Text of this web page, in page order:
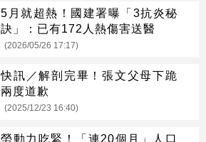
5月就超熱！國建署曝「3抗炎秘
訣」：已有172人熱傷害送醫
(2026/05/26 17:17)
快訊／解剖完畢！張文父母下跪
兩度道歉
(2025/12/23 16:40)
勞動力吃緊！「連20個月」人口